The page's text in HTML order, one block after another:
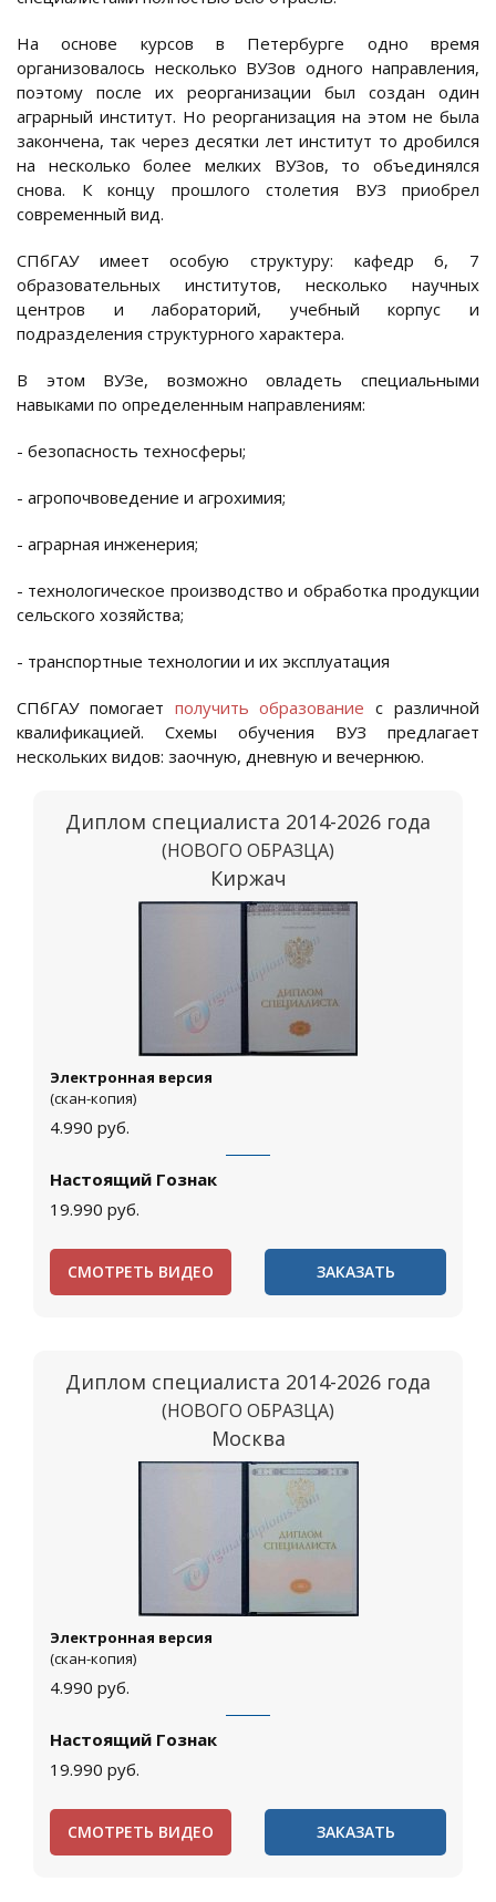
На основе курсов в Петербурге одно время
организовалось несколько ВУЗов одного направления,
поэтому после их реорганизации был создан один
аграрный институт. Но реорганизация на этом не была
закончена, так через десятки лет институт то дробился
на несколько более мелких ВУЗов, то объединялся
снова. К концу прошлого столетия ВУЗ приобрел
современный вид.
СПбГАУ имеет особую структуру: кафедр 6, 7
образовательных институтов, несколько научных
центров и лабораторий, учебный корпус и
подразделения структурного характера.
В этом ВУЗе, возможно овладеть специальными
навыками по определенным направлениям:
- безопасность техносферы;
- агропочвоведение и агрохимия;
- аграрная инженерия;
- технологическое производство и обработка продукции
сельского хозяйства;
- транспортные технологии и их эксплуатация
СПбГАУ помогает получить образование с различной
квалификацией. Схемы обучения ВУЗ предлагает
нескольких видов: заочную, дневную и вечернюю.
Диплом специалиста 2014-2026 года
(НОВОГО ОБРАЗЦА)
Киржач
Электронная версия
(скан-копия)
4.990 руб.
Настоящий Гознак
19.990 руб.
СМОТРЕТЬ ВИДЕО ЗАКАЗАТЬ
Диплом специалиста 2014-2026 года
(НОВОГО ОБРАЗЦА)
Москва
Электронная версия
(скан-копия)
4.990 руб.
Настоящий Гознак
19.990 руб.
СМОТРЕТЬ ВИДЕО ЗАКАЗАТЬ